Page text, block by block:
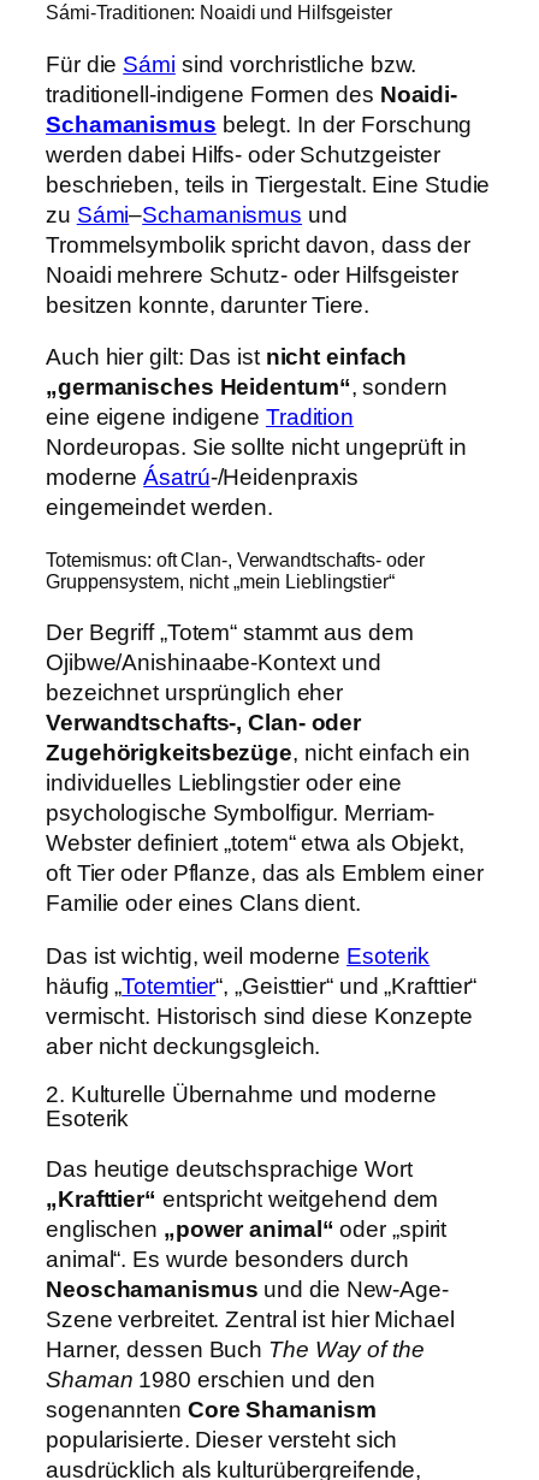
Sámi-Traditionen: Noaidi und Hilfsgeister
Für die Sámi sind vorchristliche bzw.
traditionell-indigene Formen des Noaidi-
Schamanismus belegt. In der Forschung
werden dabei Hilfs- oder Schutzgeister
beschrieben, teils in Tiergestalt. Eine Studie
zu Sámi–Schamanismus und
Trommelsymbolik spricht davon, dass der
Noaidi mehrere Schutz- oder Hilfsgeister
besitzen konnte, darunter Tiere.
Auch hier gilt: Das ist nicht einfach
„germanisches Heidentum“, sondern
eine eigene indigene Tradition
Nordeuropas. Sie sollte nicht ungeprüft in
moderneÁsatrú-/Heidenpraxis
eingemeindet werden.
Totemismus: oft Clan-, Verwandtschafts- oder
Gruppensystem, nicht „mein Lieblingstier“
Der Begriff „Totem“ stammt aus dem
Ojibwe/Anishinaabe-Kontext und
bezeichnet ursprünglich eher
Verwandtschafts-, Clan- oder
Zugehörigkeitsbezüge, nicht einfach ein
individuelles Lieblingstier oder eine
psychologische Symbolfigur. Merriam-
Webster definiert „totem“ etwa als Objekt,
oft Tier oder Pflanze, das als Emblem einer
Familie oder eines Clans dient.
Das ist wichtig, weil moderne Esoterik
häufig „Totemtier“, „Geisttier“ und „Krafttier“
vermischt. Historisch sind diese Konzepte
aber nicht deckungsgleich.
2. Kulturelle Übernahme und moderne
Esoterik
Das heutige deutschsprachige Wort
„Krafttier“ entspricht weitgehend dem
englischen „power animal“ oder „spirit
animal“. Es wurde besonders durch
Neoschamanismus und die New-Age-
Szene verbreitet. Zentral ist hier Michael
Harner, dessen Buch The Way of the
Shaman 1980 erschien und den
sogenannten Core Shamanism
popularisierte. Dieser versteht sich
ausdrücklich als kulturübergreifende,